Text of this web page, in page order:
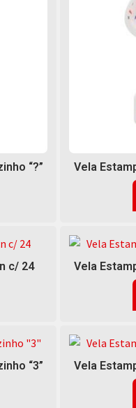
“?” Vela
c/ 24 Vela
“3” Vela